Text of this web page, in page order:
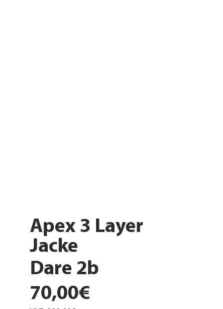
Apex 3 Layer
Jacke
Dare 2b
70,00€